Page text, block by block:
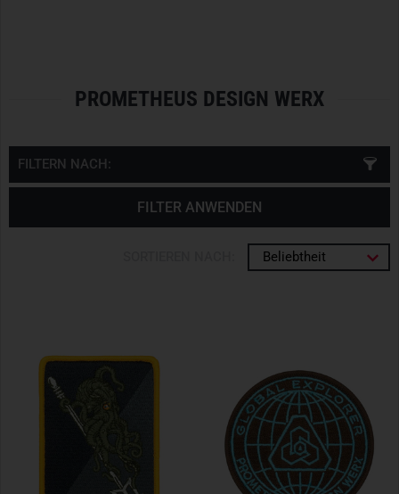
PROMETHEUS DESIGN WERX
FILTERN NACH:
FILTER ANWENDEN
Beliebtheit